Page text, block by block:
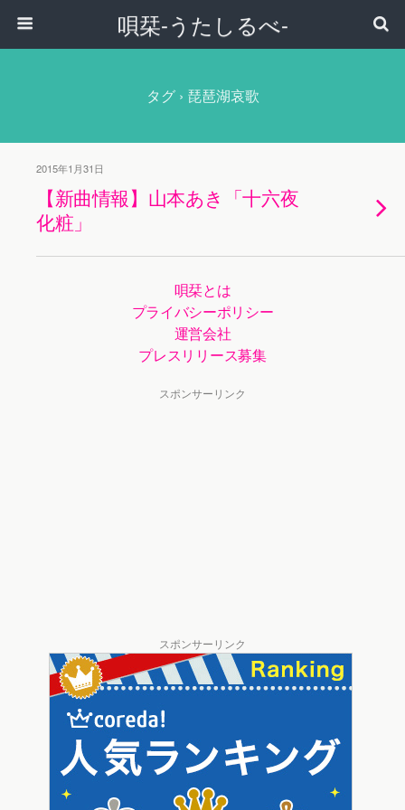
唄栞-うたしるべ-
タグ › 琵琶湖哀歌
2015年1月31日
【新曲情報】山本あき「十六夜
化粧」
唄栞とは
プライバシーポリシー
運営会社
プレスリリース募集
スポンサーリンク
スポンサーリンク